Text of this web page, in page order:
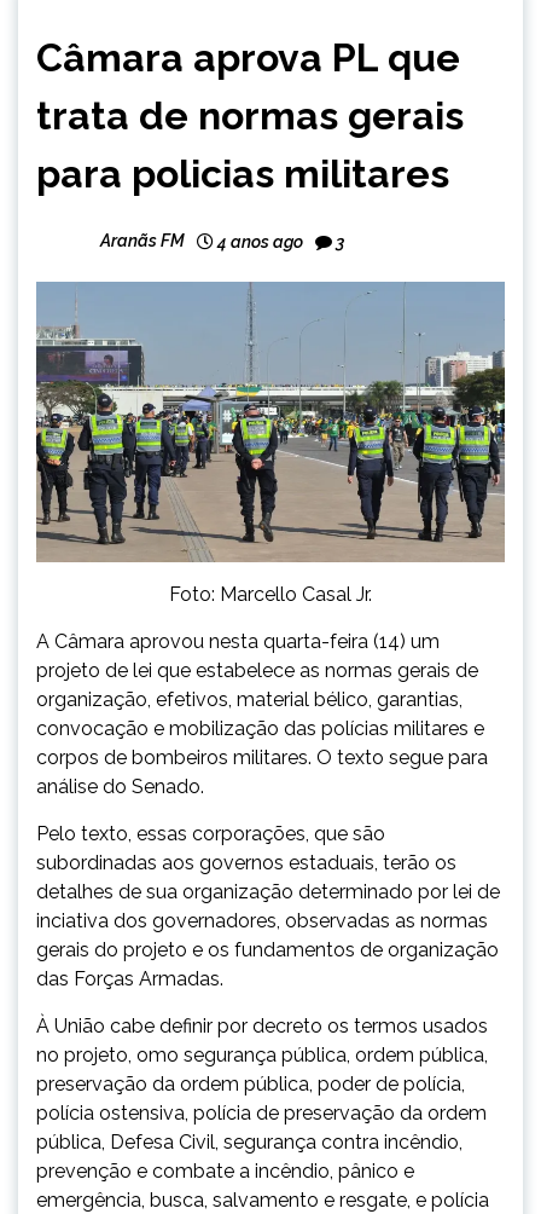
NOTÍCIAS
Câmara aprova PL que
trata de normas gerais
para policias militares
Aranãs FM 4 anos ago 3
Foto: Marcello Casal Jr.
A Câmara aprovou nesta quarta-feira (14) um
projeto de lei que estabelece as normas gerais de
organização, efetivos, material bélico, garantias,
convocação e mobilização das polícias militares e
corpos de bombeiros militares. O texto segue para
análise do Senado.
Pelo texto, essas corporações, que são
subordinadas aos governos estaduais, terão os
detalhes de sua organização determinado por lei de
inciativa dos governadores, observadas as normas
gerais do projeto e os fundamentos de organização
das Forças Armadas.
À União cabe definir por decreto os termos usados
no projeto, omo segurança pública, ordem pública,
preservação da ordem pública, poder de polícia,
polícia ostensiva, polícia de preservação da ordem
pública, Defesa Civil, segurança contra incêndio,
prevenção e combate a incêndio, pânico e
emergência, busca, salvamento e resgate, e polícia